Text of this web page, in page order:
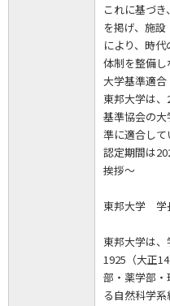
これに基づ
を掲げ、施
により、時
体制を整備し
大学基準適合
東邦大学は
基準協会の
準に適合して
認定期間は
挨拶～
東邦大学
東邦大学は、
1925（大正
部・薬学部
る自然科学